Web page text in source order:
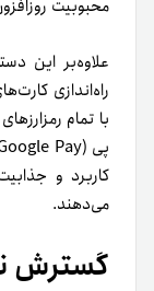
محبوبیت
راه‌اندازی
کاربرد و
می‌دهند.
گسترش